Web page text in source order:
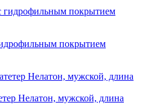
покрытием
Нелатон, мужской, длина